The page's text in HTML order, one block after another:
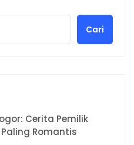
Cari
Cerita Pemilik
Romantis